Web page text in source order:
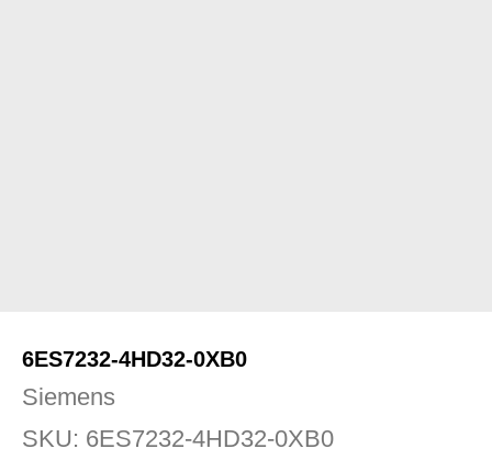
6ES7232-4HD32-0XB0
Siemens
SKU: 6ES7232-4HD32-0XB0